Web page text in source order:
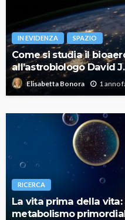
IN EVIDENZA SPAZIO
Come si studia il
all’astrobiologo David
Elisabetta Bonora 1 anno
RICERCA
La vita prima della
metabolismo